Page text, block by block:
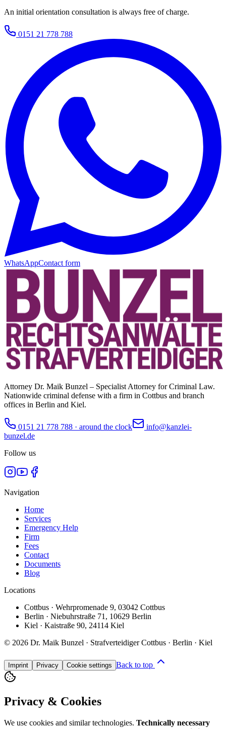
An initial orientation consultation is always free of charge.
0151 21 778 788
WhatsAppContact form
Attorney Dr. Maik Bunzel – Specialist Attorney for Criminal Law.
Nationwide criminal defense with a firm in Cottbus and branch
offices in Berlin and Kiel.
0151 21 778 788 · around the clock
info@kanzlei-
bunzel.de
Follow us
Navigation
Home
Services
Emergency Help
Firm
Fees
Contact
Documents
Blog
Locations
Cottbus · Wehrpromenade 9, 03042 Cottbus
Berlin · Niebuhrstraße 71 , 10629 Berlin
Kiel · Kaistraße 90, 24114 Kiel
© 2026 Dr. Maik Bunzel · Strafverteidiger Cottbus · Berlin · Kiel
Imprint Privacy Cookie settings Back to top
Privacy & Cookies
We use cookies and similar technologies. Technically necessary